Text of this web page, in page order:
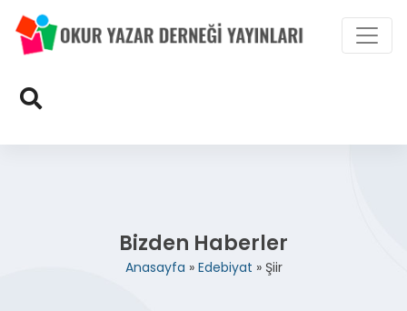
Bizden Haberler
Anasayfa » Edebiyat » Şiir